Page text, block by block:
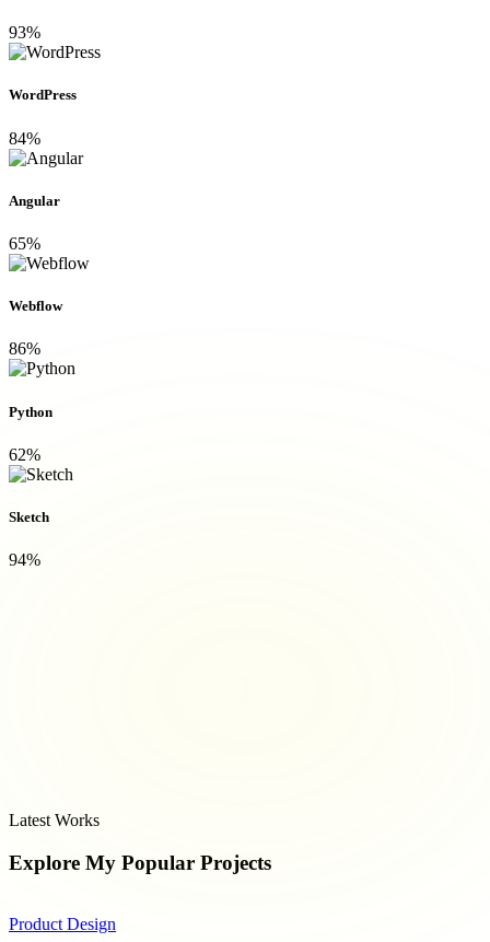
93%
WordPress
84%
Angular
65%
Webflow
86%
Python
62%
Sketch
94%
Latest Works
Explore My Popular Projects
Product Design